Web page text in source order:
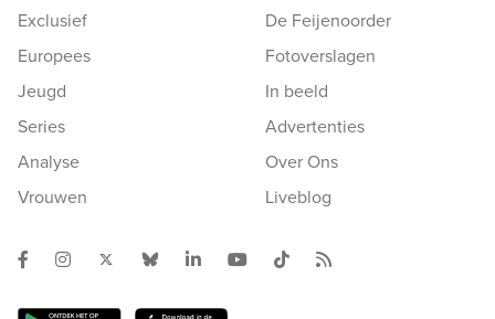
Exclusief
Europees
Jeugd
Series
Analyse
Vrouwen
De Feijenoorder
Fotoverslagen
In beeld
Advertenties
Over Ons
Liveblog